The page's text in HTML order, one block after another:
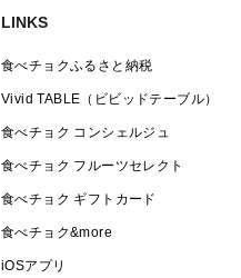
LINKS
食べチョクふるさと納税
Vivid TABLE（ビビッドテーブル）
食べチョク コンシェルジュ
食べチョク フルーツセレクト
食べチョク ギフトカード
食べチョク&more
iOSアプリ